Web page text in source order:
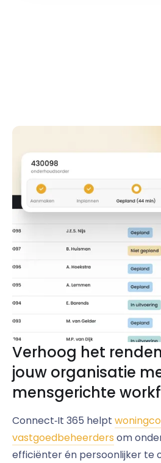
Verhoog het
jouw organisatie
mensgerichte
Connect‑It 365 helpt
vastgoedbeheerders om
efficiënter én persoonlijker te